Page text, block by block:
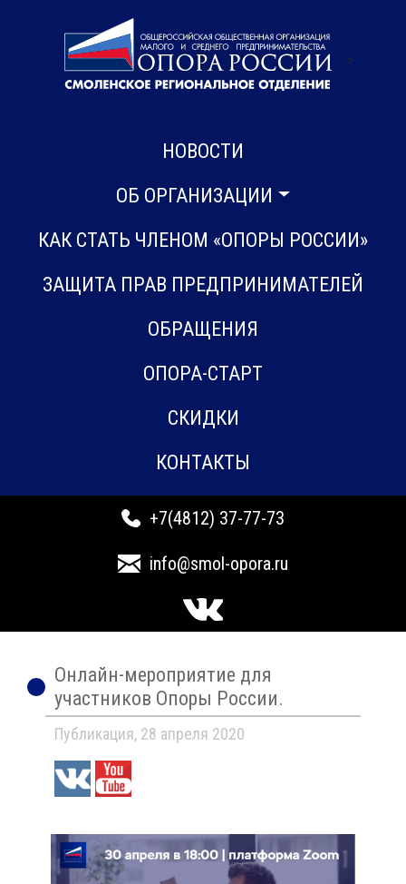
+7(4812) 37-77-73
info@smol-opora.ru
>
НОВОСТИ
ОБ ОРГАНИЗАЦИИ
КАК СТАТЬ ЧЛЕНОМ «ОПОРЫ РОССИИ»
ЗАЩИТА ПРАВ ПРЕДПРИНИМАТЕЛЕЙ
ОБРАЩЕНИЯ
ОПОРА-СТАРТ
СКИДКИ
КОНТАКТЫ
Онлайн-мероприятие для
участников Опоры России.
Публикация, 28 апреля 2020